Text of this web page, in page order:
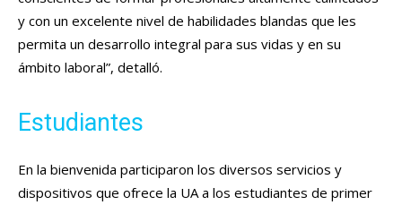
y con un excelente nivel de habilidades blandas que les
permita un desarrollo integral para sus vidas y en su
ámbito laboral”, detalló.
Estudiantes
En la bienvenida participaron los diversos servicios y
dispositivos que ofrece la UA a los estudiantes de primer